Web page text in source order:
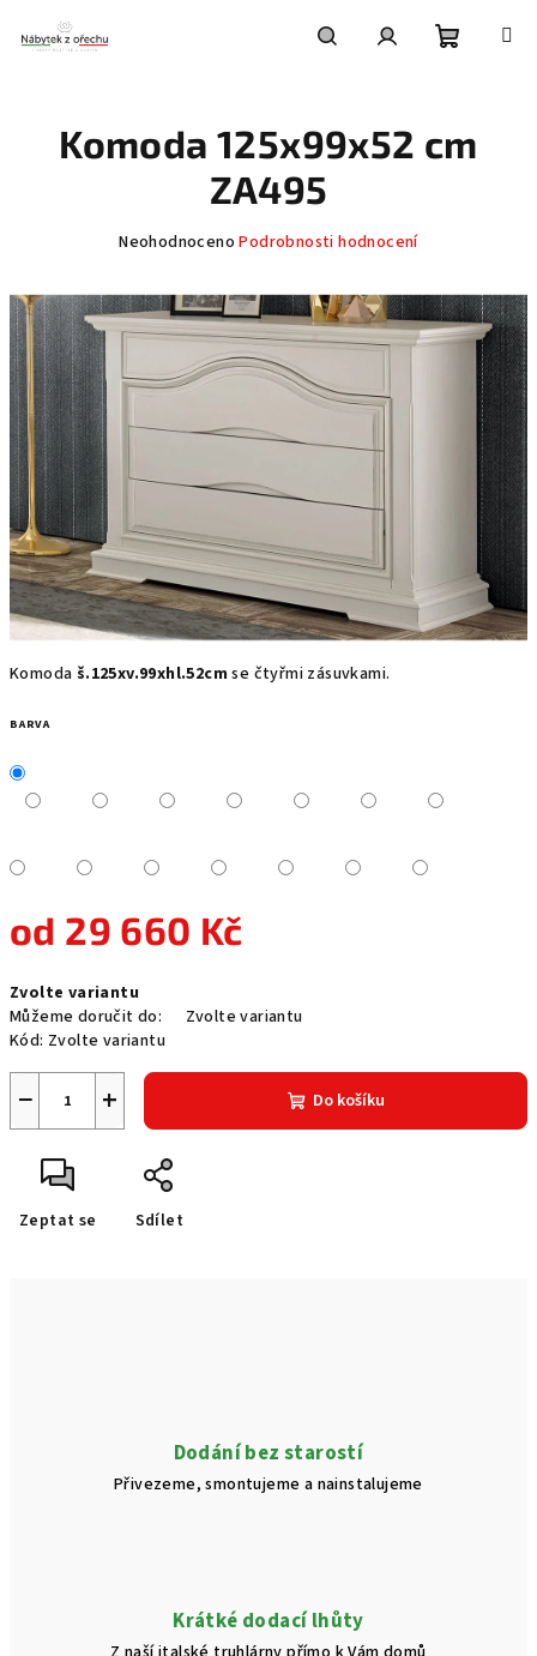
obsah
košík
Komoda š.125xv.99xhl.52cm se čtyřmi zásuvkami.
BARVA
od 29 660 Kč
cena:
Zvolte variantu
Můžeme doručit do:
Zvolte variantu
Kód: Zvolte variantu
+
− Do košíku
Zeptat se Sdílet
Komoda 125x99x52 cm
ZA495
Průměrné
produktu
je
0,0
5
Neohodnoceno Podrobnosti hodnocení
Dodání bez starostí
Přivezeme, smontujeme a nainstalujeme
Krátké dodací lhůty